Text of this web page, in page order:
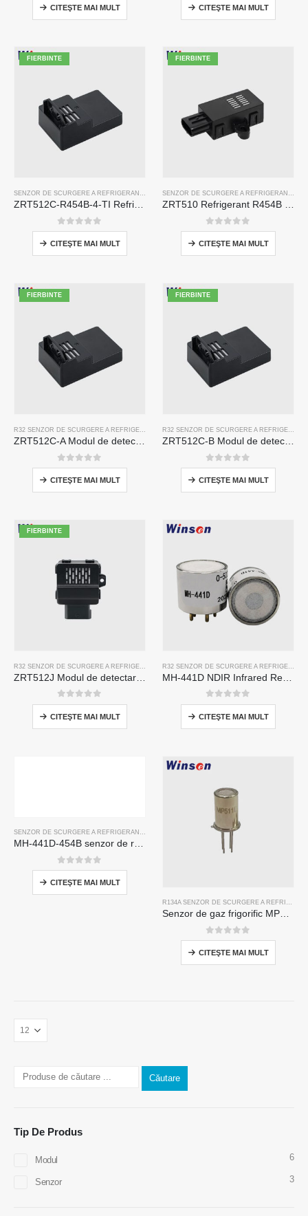
CITEŞTE MAI MULT CITEŞTE MAI MULT
FIERBINTE
SENZOR DE SCURGERE A REFRIGERANTULUI R454B
ZRT512C-R454B-4-TI Refrigerant Sensor Module | NDIR Technology for HVAC & Industrial Safety Monitoring
0din 5
CITEŞTE MAI MULT
FIERBINTE
SENZOR DE SCURGERE A REFRIGERANTULUI R454B
ZRT510 Refrigerant R454B Modul de senzor-senzor frigorific NDIR de înaltă performanță
0din 5
CITEŞTE MAI MULT
FIERBINTE
R32 SENZOR DE SCURGERE A REFRIGERANTULUI ,R290 SENZOR DE SCURGERE A
ZRT512C-A Modul de detectare a frigorificului | Senzor de gaz NDIR pentru R32, R454B, R290 | Sursă de alimentare cu tensiune largă
0din 5
CITEŞTE MAI MULT
FIERBINTE
R32 SENZOR DE SCURGERE A REFRIGERANTULUI
ZRT512C-B Modul de detectare a frigiderului | Senzor de gaz NDIR de joasă tensiune pentru R32, R454B, R290
0din 5
CITEŞTE MAI MULT
FIERBINTE
,R290 SENZOR DE SCURGERE A
0din 5
CITEŞTE MAI MULT
0din 5
CITEŞTE MAI MULT
SENZOR DE SCURGERE A REFRIGERANTULUI R454B
MH-441D-454B senzor de refrigerare în infraroșu NDIR
0din 5
CITEŞTE MAI MULT
R134A SENZOR DE SCURGERE A REFRIGERANTULUI
Senzor de gaz frigorific MP511d-senzor pe bază de semiconductor pentru detectarea scurgerilor de refrigerare
0din 5
CITEŞTE MAI MULT
Căutare
Tip De Produs
Modul 6
Senzor 3
Contactaţi-ne